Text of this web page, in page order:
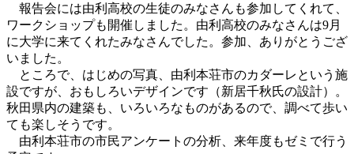
報告会には由利高校の生徒のみなさんも参加してくれて、
ワークショップも開催しました。由利高校のみなさんは9月
に大学に来てくれたみなさんでした。参加、ありがとうござ
いました。
ところで、はじめの写真、由利本荘市のカダーレという施
設ですが、おもしろいデザインです（新居千秋氏の設計）。
秋田県内の建築も、いろいろなものがあるので、調べて歩い
ても楽しそうです。
由利本荘市の市民アンケートの分析、来年度もゼミで行う